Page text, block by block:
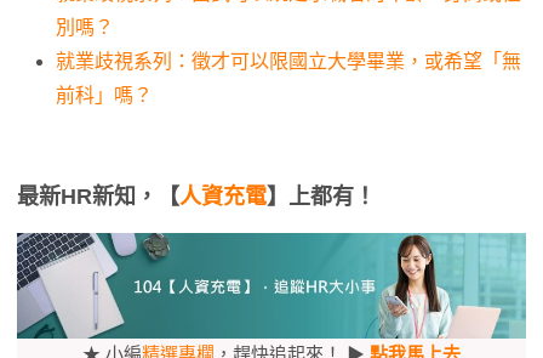
別嗎？
就業歧視系列：徵才可以限國立大學畢業，或希望「無
前科」嗎？
最新HR新知，【人資充電】上都有！